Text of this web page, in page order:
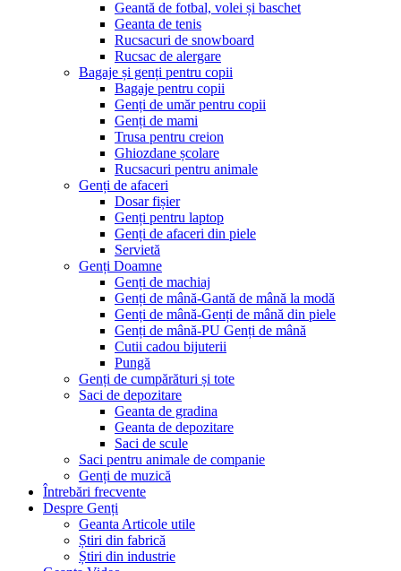
Geantă de fotbal, volei și baschet
Geanta de tenis
Rucsacuri de snowboard
Rucsac de alergare
Bagaje și genți pentru copii
Bagaje pentru copii
Genți de umăr pentru copii
Genți de mami
Trusa pentru creion
Ghiozdane școlare
Rucsacuri pentru animale
Genți de afaceri
Dosar fișier
Genți pentru laptop
Genți de afaceri din piele
Servietă
Genți Doamne
Genți de machiaj
Genți de mână-Gantă de mână la modă
Genți de mână-Genți de mână din piele
Genți de mână-PU Genți de mână
Cutii cadou bijuterii
Pungă
Genți de cumpărături și tote
Saci de depozitare
Geanta de gradina
Geanta de depozitare
Saci de scule
Saci pentru animale de companie
Genți de muzică
Întrebări frecvente
Despre Genți
Geanta Articole utile
Știri din fabrică
Știri din industrie